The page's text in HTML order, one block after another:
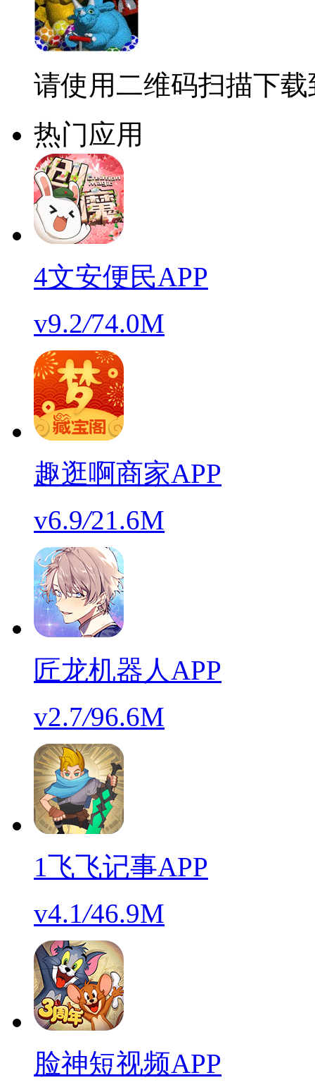
请使用二维码扫描下
热门应用
4文安便民APP
v9.2/74.0M
趣逛啊商家APP
v6.9/21.6M
匠龙机器人APP
v2.7/96.6M
1飞飞记事APP
v4.1/46.9M
脸神短视频APP